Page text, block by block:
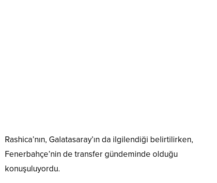
Rashica’nın, Galatasaray’ın da ilgilendiği belirtilirken,
Fenerbahçe’nin de transfer gündeminde olduğu
konuşuluyordu.